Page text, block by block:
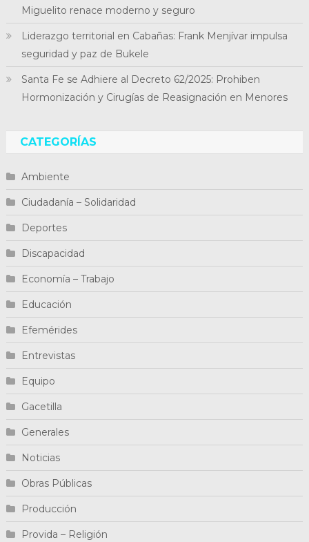
Miguelito renace moderno y seguro
Liderazgo territorial en Cabañas: Frank Menjívar impulsa
seguridad y paz de Bukele
Santa Fe se Adhiere al Decreto 62/2025: Prohiben
Hormonización y Cirugías de Reasignación en Menores
CATEGORÍAS
Ambiente
Ciudadanía – Solidaridad
Deportes
Discapacidad
Economía – Trabajo
Educación
Efemérides
Entrevistas
Equipo
Gacetilla
Generales
Noticias
Obras Públicas
Producción
Provida – Religión